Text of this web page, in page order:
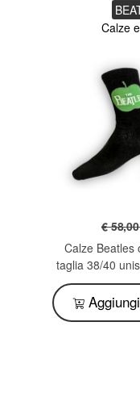
Calze
€
Calze Beatles
taglia 38/40